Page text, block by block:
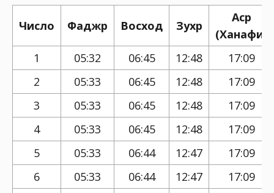
Число Фаджр Восход Зухр
Аср
(Ханафи)
1
05:32 06:45 12:48
17:09
2
05:33 06:45 12:48
17:09
3
05:33 06:45 12:48
17:09
4
05:33 06:45 12:48
17:09
5
05:33 06:44 12:47
17:09
6
05:33 06:44 12:47
17:09